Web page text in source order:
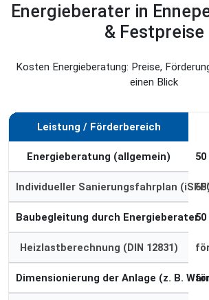
Energieberater in
& Festpreise
Kosten Energieberatung: Preise,
einen Blick
Leistung / Förderbereich
Energieberatung (allgemein)
Individueller Sanierungsfahrplan
Baubegleitung durch Energieberater50
Heizlastberechnung (DIN 12831)
Dimensionierung der Anlage (z. B.